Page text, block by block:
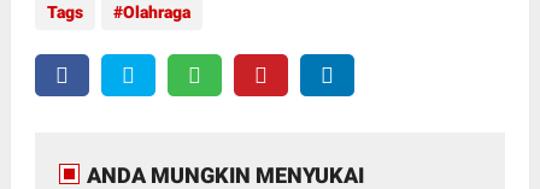
Tags Olahraga
ANDA MUNGKIN MENYUKAI